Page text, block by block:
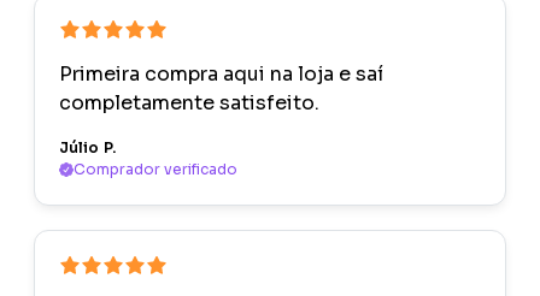
Primeira compra aqui na loja e saí
completamente satisfeito.
Júlio P.
Comprador verificado